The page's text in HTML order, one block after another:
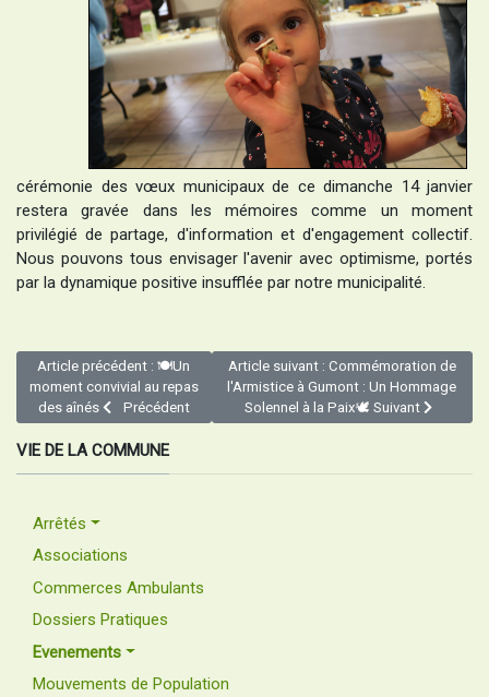
cérémonie des vœux municipaux de ce dimanche 14 janvier
restera gravée dans les mémoires comme un moment
privilégié de partage, d'information et d'engagement collectif.
Nous pouvons tous envisager l'avenir avec optimisme, portés
par la dynamique positive insufflée par notre municipalité.
Article précédent : 🍽Un
moment convivial au repas
des aînés
Précédent
Article suivant : Commémoration de
l'Armistice à Gumont : Un Hommage
Solennel à la Paix🕊️ Suivant
VIE DE LA COMMUNE
Arrêtés
Associations
Commerces Ambulants
Dossiers Pratiques
Evenements
Mouvements de Population